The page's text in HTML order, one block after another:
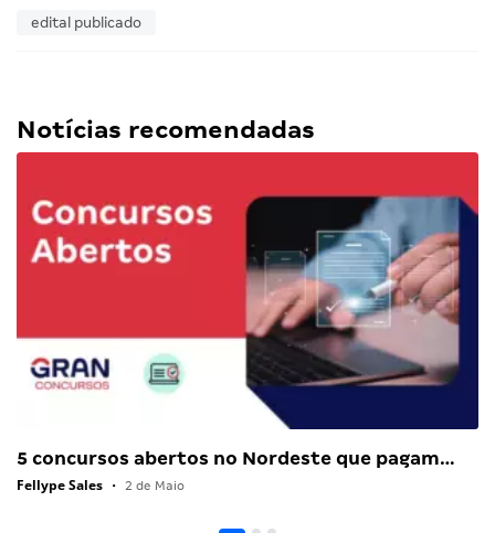
edital publicado
Notícias recomendadas
5 concursos abertos no Nordeste que pagam…
Fellype Sales • 2 de Maio